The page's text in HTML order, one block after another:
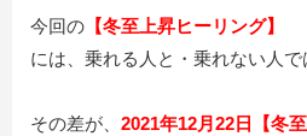
今回の 【冬至上昇ヒーリング】
には、乗れる人と・乗れない人で
その差が、 2021年12月22日【冬